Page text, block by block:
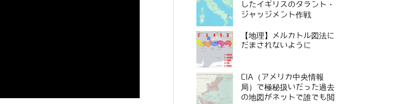
したイギリスのタラント・
ジャッジメント作戦
【地理】メルカトル図法に
だまされないように
CIA（アメリカ中央情報
局）で極秘扱いだった過去
の地図がネットで誰でも閲